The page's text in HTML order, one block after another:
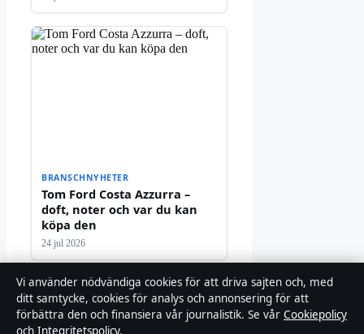
BRANSCHNYHETER
Tom Ford Costa Azzurra –
doft, noter och var du kan
köpa den
24 jul 2026
Vi använder nödvändiga cookies för att driva sajten och, med
ditt samtycke, cookies för analys och annonsering för att
förbättra den och finansiera vår journalistik. Se vår Cookiepolicy
och Integritetspolicy.